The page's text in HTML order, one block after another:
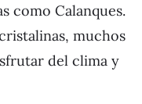
como Calanques.
muchos
del clima y